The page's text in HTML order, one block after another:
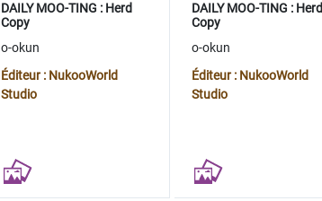
DAILY MOO-TING : Herd
Copy
o-okun
Éditeur : NukooWorld
Studio
DAILY MOO-TING : Herd
Copy
o-okun
Éditeur : NukooWorld
Studio